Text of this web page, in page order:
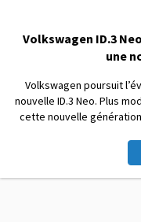
Volkswagen ID.3
une
Volkswagen poursuit
nouvelle ID.3 Neo. Plus
cette nouvelle